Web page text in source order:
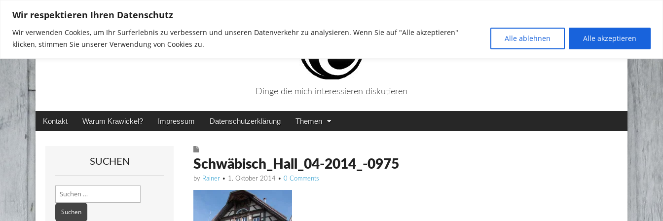
Wir respektieren Ihren Datenschutz
Wir verwenden Cookies, um Ihr Surferlebnis zu verbessern und unseren Datenverkehr zu analysieren. Wenn Sie auf "Alle akzeptieren"
klicken, stimmen Sie unserer Verwendung von Cookies zu.
Alle ablehnen Alle akzeptieren
Rainer in Krawickel
Dinge die mich interessieren diskutieren
Main
Skip
Kontakt Warum Krawickel? Impressum Datenschutzerklärung Themen
Schwäbisch_Hall_04-2014_-0975
by Rainer • 1. Oktober 2014 • 0 Comments
SUCHEN
Suchen
nach: